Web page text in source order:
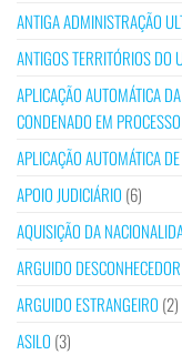
ANTIGA ADMINISTRAÇÃO
ANTIGOS TERRITÓRIOS DO
APLICAÇÃO AUTOMÁTICA
CONDENADO EM
APLICAÇÃO AUTOMÁTICA
APOIO JUDICIÁRIO (6)
AQUISIÇÃO DA
ARGUIDO
ARGUIDO ESTRANGEIRO (2)
ASILO (3)